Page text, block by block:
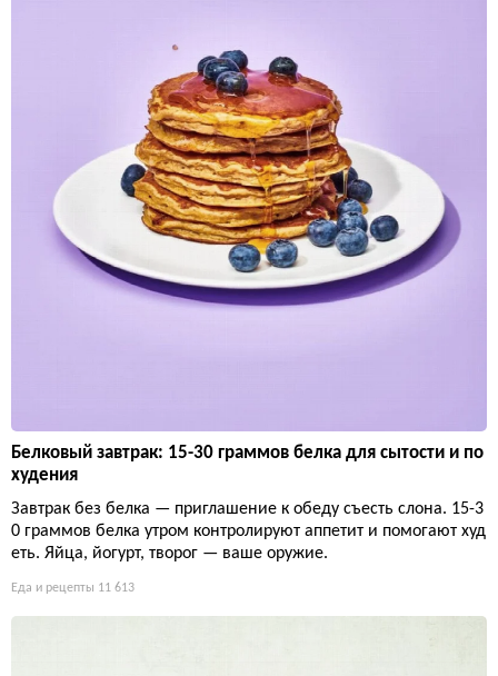
Белковый завтрак: 15-30 граммов белка для сытости и по
худения
Завтрак без белка — приглашение к обеду съесть слона. 15-3
0 граммов белка утром контролируют аппетит и помогают худ
еть. Яйца, йогурт, творог — ваше оружие.
Еда и рецепты 11 613